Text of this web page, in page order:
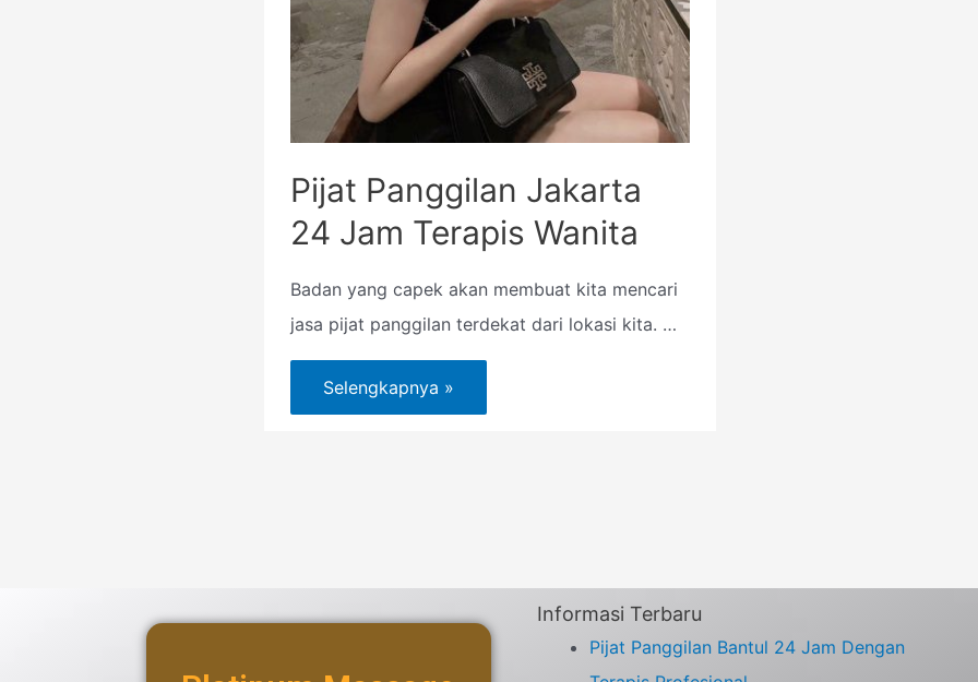
Pijat Panggilan Jakarta
24 Jam Terapis Wanita
Badan yang capek akan membuat kita mencari
jasa pijat panggilan terdekat dari lokasi kita. …
Selengkapnya »
Informasi Terbaru
Pijat Panggilan Bantul 24 Jam Dengan